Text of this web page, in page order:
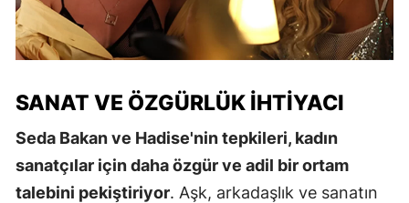
SANAT VE ÖZGÜRLÜK İHTIYACI
Seda Bakan ve Hadise'nin tepkileri, kadın
sanatçılar için daha özgür ve adil bir ortam
talebini pekiştiriyor. Aşk, arkadaşlık ve sanatın